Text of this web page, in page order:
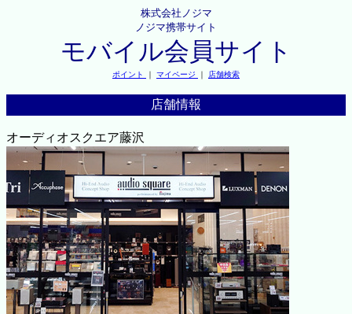
株式会社ノジマ
ノジマ携帯サイト
モバイル会員サイト
ポイント ｜ マイページ ｜ 店舗検索
店舗情報
オーディオスクエア藤沢